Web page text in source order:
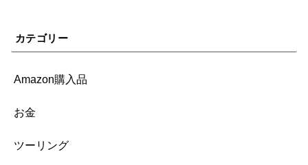
カテゴリー
Amazon購入品
お金
ツーリング